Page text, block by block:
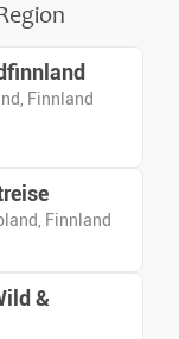
Finnland
Finnland
&